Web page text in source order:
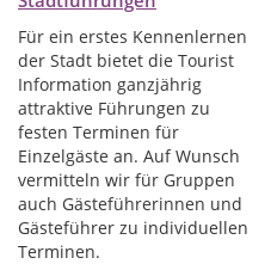
Für ein erstes Kennenlernen
der Stadt bietet die Tourist
Information ganzjährig
attraktive Führungen zu
festen Terminen für
Einzelgäste an. Auf Wunsch
vermitteln wir für Gruppen
auch Gästeführerinnen und
Gästeführer zu individuellen
Terminen.